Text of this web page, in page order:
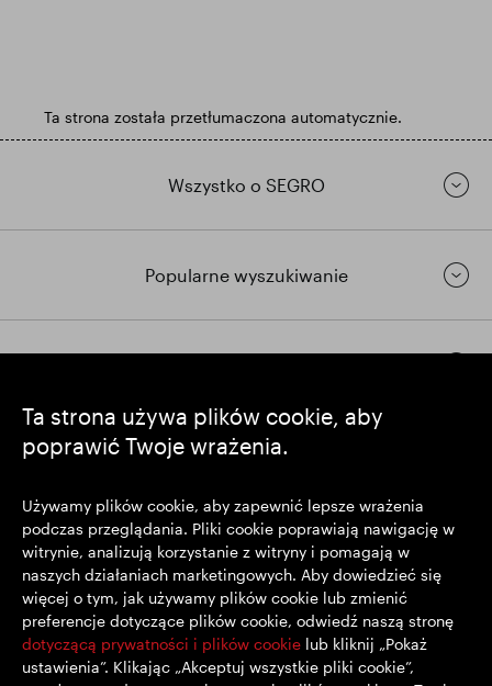
Ta strona używa plików cookie, aby
poprawić Twoje wrażenia.
Używamy plików cookie, aby zapewnić lepsze wrażenia
podczas przeglądania. Pliki cookie poprawiają nawigację w
witrynie, analizują korzystanie z witryny i pomagają w
naszych działaniach marketingowych. Aby dowiedzieć się
więcej o tym, jak używamy plików cookie lub zmienić
preferencje dotyczące plików cookie, odwiedź naszą stronę
dotyczącą prywatności i plików cookie lub kliknij „Pokaż
ustawienia”. Klikając „Akceptuj wszystkie pliki cookie”,
Ta strona została przetłumaczona automatycznie.
Wszystko o SEGRO
Popularne wyszukiwanie
https://www.linkedin.com/
https://www.youtube.com/
SEGRO plc
Siedziba: 1 New Burlington Place, Londyn W1S 2HR
Zarejestrowana w Wielkiej Brytanii pod nr 167591
Miejsce rejestracji: Anglia i Walia
© SEGRO 2022